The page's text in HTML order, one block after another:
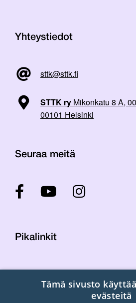
Yhteystiedot
sttk@sttk.fi
STTK ry Mikonkatu 8 A,
00101 Helsinki
Seuraa meitä
Pikalinkit
Laskutustiedot
Tämä sivusto
evästeitä